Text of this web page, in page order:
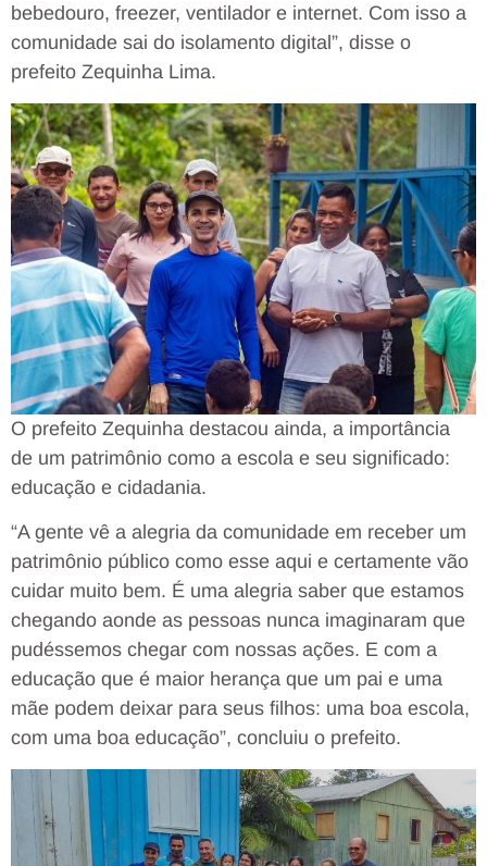
bebedouro, freezer, ventilador e internet. Com isso a
comunidade sai do isolamento digital”, disse o
prefeito Zequinha Lima.
O prefeito Zequinha destacou ainda, a importância
de um patrimônio como a escola e seu significado:
educação e cidadania.
“A gente vê a alegria da comunidade em receber um
patrimônio público como esse aqui e certamente vão
cuidar muito bem. É uma alegria saber que estamos
chegando aonde as pessoas nunca imaginaram que
pudéssemos chegar com nossas ações. E com a
educação que é maior herança que um pai e uma
mãe podem deixar para seus filhos: uma boa escola,
com uma boa educação”, concluiu o prefeito.